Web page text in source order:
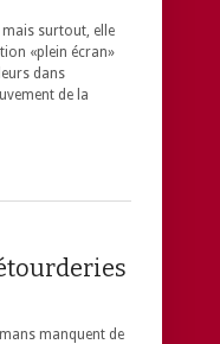
mais surtout, elle
«plein écran»
dans
de la
manquent de